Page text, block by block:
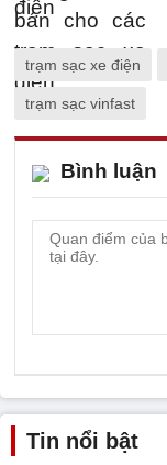
trạm sạc xe điện
trạm sạc vinfast
Bình luận
Tin nổi bật